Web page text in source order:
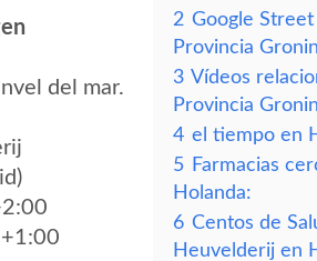
del mar.
2 Google
Provincia
3 Vídeos
Provincia
4 el tiempo en
5 Farmacias
Holanda:
6 Centos de
Heuvelderij en